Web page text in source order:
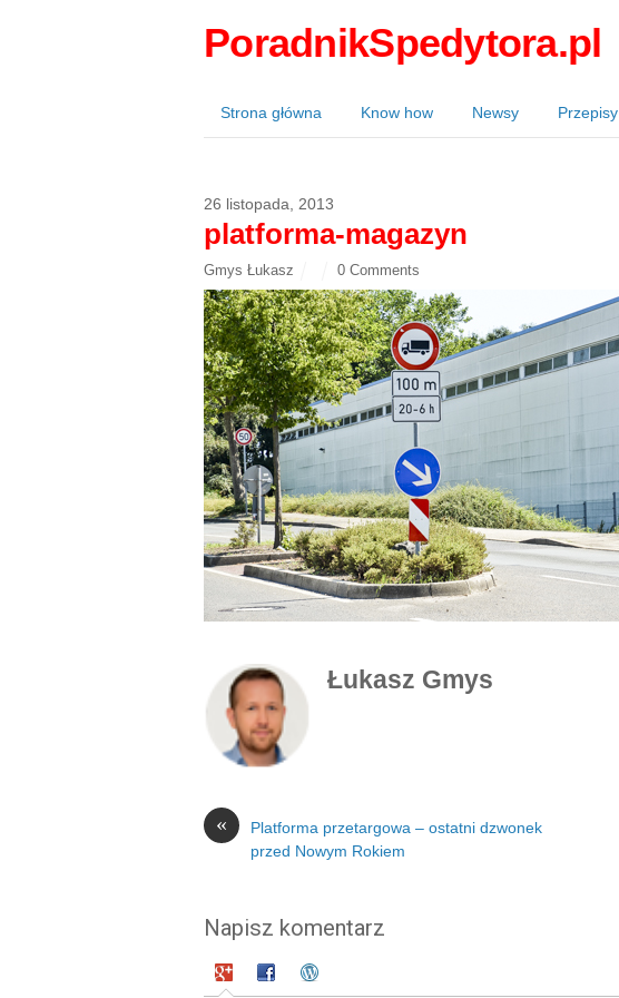
PoradnikSpedytora.pl
Strona główna Know how Newsy Przepisy
26 listopada, 2013
platforma-magazyn
Gmys Łukasz 0 Comments
Łukasz Gmys
«
Platforma przetargowa – ostatni dzwonek
przed Nowym Rokiem
Napisz komentarz